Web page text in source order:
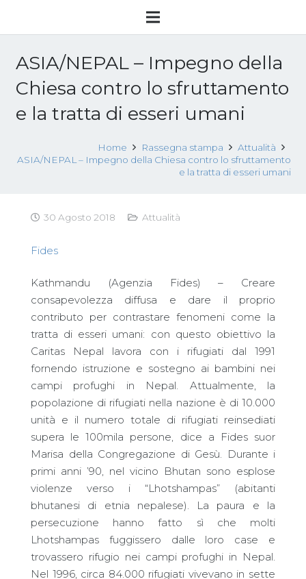
ASIA/NEPAL – Impegno della
Chiesa contro lo sfruttamento
e la tratta di esseri umani
Home Rassegna stampa
Attualità
ASIA/NEPAL – Impegno della Chiesa contro lo sfruttamento
e la tratta di esseri umani
30 Agosto 2018 Attualità
Fides
Kathmandu (Agenzia Fides) – Creare
consapevolezza diffusa e dare il proprio
contributo per contrastare fenomeni come la
tratta di esseri umani: con questo obiettivo la
Caritas Nepal lavora con i rifugiati dal 1991
fornendo istruzione e sostegno ai bambini nei
campi profughi in Nepal. Attualmente, la
popolazione di rifugiati nella nazione è di 10.000
unità e il numero totale di rifugiati reinsediati
supera le 100mila persone, dice a Fides suor
Marisa della Congregazione di Gesù. Durante i
primi anni ’90, nel vicino Bhutan sono esplose
violenze verso i “Lhotshampas” (abitanti
bhutanesi di etnia nepalese). La paura e la
persecuzione hanno fatto sì che molti
Lhotshampas fuggissero dalle loro case e
trovassero rifugio nei campi profughi in Nepal.
Nel 1996, circa 84.000 rifugiati vivevano in sette